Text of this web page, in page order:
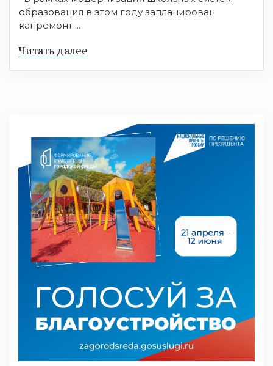
образования в этом году запланирован
капремонт ...
Читать далее